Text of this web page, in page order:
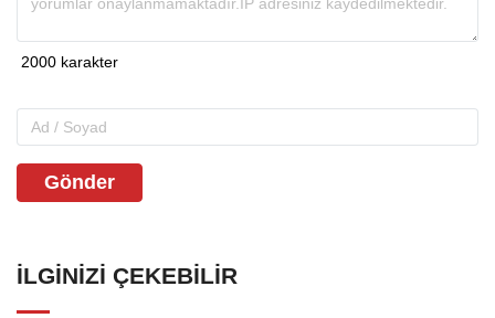
Gönder
İLGINIZI ÇEKEBILIR